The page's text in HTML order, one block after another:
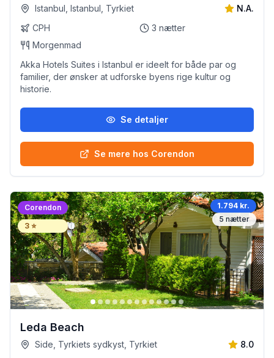
Istanbul, Istanbul, Tyrkiet
N.A.
CPH
3 nætter
Morgenmad
Akka Hotels Suites i Istanbul er ideelt for både par og
familier, der ønsker at udforske byens rige kultur og
historie.
Se detaljer
Se mere hos Corendon
Corendon
3 ⭐
1.794 kr.
5 nætter
Leda Beach
Side, Tyrkiets sydkyst, Tyrkiet
8.0